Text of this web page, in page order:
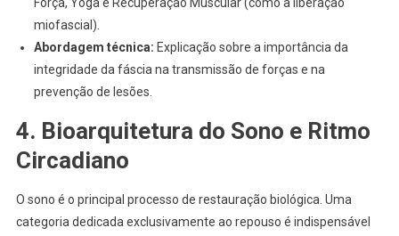
miofascial).
Abordagem técnica: Explicação sobre a importância da
integridade da fáscia na transmissão de forças e na
prevenção de lesões.
4. Bioarquitetura do Sono e Ritmo
Circadiano
O sono é o principal processo de restauração biológica. Uma
categoria dedicada exclusivamente ao repouso é indispensável